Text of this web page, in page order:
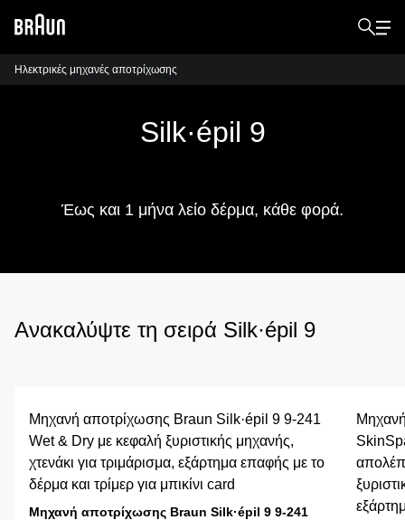
Ηλεκτρικές μηχανές αποτρίχωσης
Silk·épil 9
Έως και 1 μήνα λείο δέρμα, κάθε φορά.
Ανακαλύψτε τη σειρά Silk·épil 9
Μηχανή αποτρίχωσης Braun Silk·épil 9 9-241
Wet & Dry με κεφαλή ξυριστικής μηχανής,
χτενάκι για τριμάρισμα, εξάρτημα επαφής με το
δέρμα και τρίμερ για μπικίνι card
Μηχανή αποτρίχωσης Braun Silk·épil 9 9-241